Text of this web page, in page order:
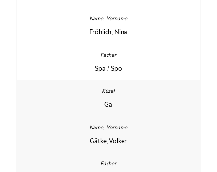
Fröhlich, Nina
Spa / Spo
Gä
Gätke, Volker